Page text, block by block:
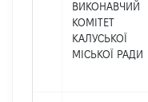
ВИКОНАВЧИЙ
КОМІТЕТ
КАЛУСЬКОЇ
МІСЬКОЇ РАДИ